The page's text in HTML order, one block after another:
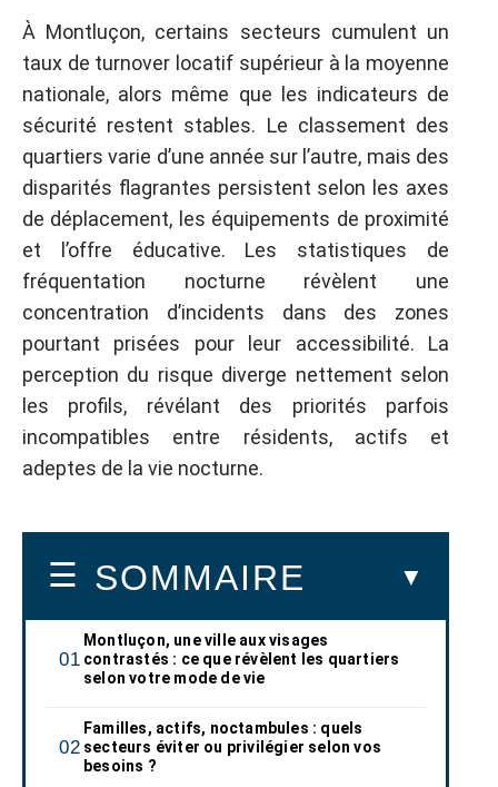
À Montluçon, certains secteurs cumulent un
taux de turnover locatif supérieur à la moyenne
nationale, alors même que les indicateurs de
sécurité restent stables. Le classement des
quartiers varie d’une année sur l’autre, mais des
disparités flagrantes persistent selon les axes
de déplacement, les équipements de proximité
et l’offre éducative. Les statistiques de
fréquentation nocturne révèlent une
concentration d’incidents dans des zones
pourtant prisées pour leur accessibilité. La
perception du risque diverge nettement selon
les profils, révélant des priorités parfois
incompatibles entre résidents, actifs et
adeptes de la vie nocturne.
SOMMAIRE
Montluçon, une ville aux visages
contrastés : ce que révèlent les quartiers
selon votre mode de vie
Familles, actifs, noctambules : quels
secteurs éviter ou privilégier selon vos
besoins ?